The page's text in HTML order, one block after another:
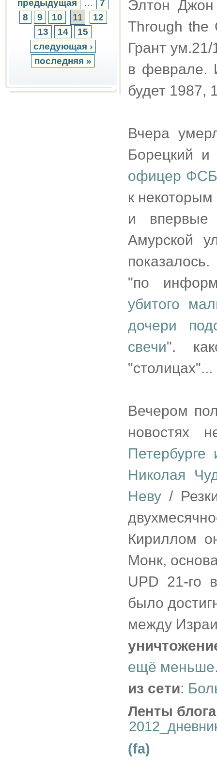
предыдущая …
7
8
9 10 11
12
13
14
15
следующая ›
последняя »
Элтон
Through the
Грант
в феврале.
будет 1987,
Вчера
Борецкий
офицер ФСБ
к
и
Амурской
"по
убитого
дочери
свечи".
"столицах"...
Вечером
новостях
Николая
Неву /
Кириллом
Монк,
UPD 21-го
было
между
ещё меньше
из сети:
Ленты
(fa)